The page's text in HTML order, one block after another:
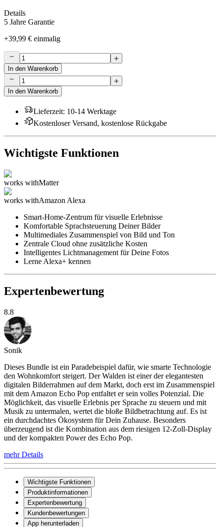
Details
5 Jahre Garantie
+39,99 € einmalig
In den Warenkorb
In den Warenkorb
Lieferzeit: 10-14 Werktage
Kostenloser Versand, kostenlose Rückgabe
Wichtigste Funktionen
works withMatter
works withAmazon Alexa
Smart-Home-Zentrum für visuelle Erlebnisse
Komfortable Sprachsteuerung Deiner Bilder
Multimediales Zusammenspiel von Bild und Ton
Zentrale Cloud ohne zusätzliche Kosten
Intelligentes Lichtmanagement für Deine Fotos
Lerne Alexa+ kennen
Expertenbewertung
8.8
Sonik
Dieses Bundle ist ein Paradebeispiel dafür, wie smarte Technologie
den Wohnkomfort steigert. Der Walden ist einer der elegantesten
digitalen Bilderrahmen auf dem Markt, doch erst im Zusammenspiel
mit dem Amazon Echo Pop entfaltet er sein volles Potenzial. Die
Möglichkeit, das visuelle Erlebnis per Sprache zu steuern und mit
Musik zu untermalen, wertet die bloße Bildbetrachtung auf. Es ist
ein durchdachtes Ökosystem für Dein Zuhause. Besonders
überzeugend ist die Kombination aus dem riesigen 12-Zoll-Display
und der kompakten Power des Echo Pop.
mehr Details
Wichtigste Funktionen
Produktinformationen
Expertenbewertung
Kundenbewertungen
App herunterladen